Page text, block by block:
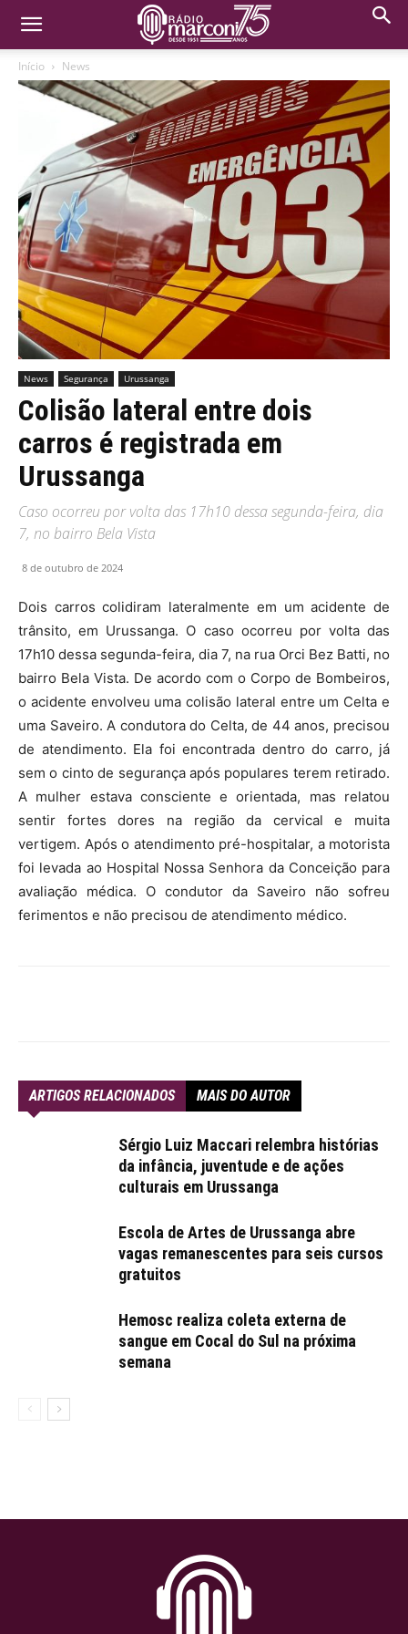
Início News
News Segurança Urussanga
Colisão lateral entre dois
carros é registrada em
Urussanga
Caso ocorreu por volta das 17h10 dessa segunda-feira, dia
7, no bairro Bela Vista
8 de outubro de 2024
Dois carros colidiram lateralmente em um acidente de
trânsito, em Urussanga. O caso ocorreu por volta das
17h10 dessa segunda-feira, dia 7, na rua Orci Bez Batti, no
bairro Bela Vista. De acordo com o Corpo de Bombeiros,
o acidente envolveu uma colisão lateral entre um Celta e
uma Saveiro. A condutora do Celta, de 44 anos, precisou
de atendimento. Ela foi encontrada dentro do carro, já
sem o cinto de segurança após populares terem retirado.
A mulher estava consciente e orientada, mas relatou
sentir fortes dores na região da cervical e muita
vertigem. Após o atendimento pré-hospitalar, a motorista
foi levada ao Hospital Nossa Senhora da Conceição para
avaliação médica. O condutor da Saveiro não sofreu
ferimentos e não precisou de atendimento médico.
ARTIGOS RELACIONADOS MAIS DO AUTOR
Sérgio Luiz Maccari relembra histórias
da infância, juventude e de ações
culturais em Urussanga
Escola de Artes de Urussanga abre
vagas remanescentes para seis cursos
gratuitos
Hemosc realiza coleta externa de
sangue em Cocal do Sul na próxima
semana